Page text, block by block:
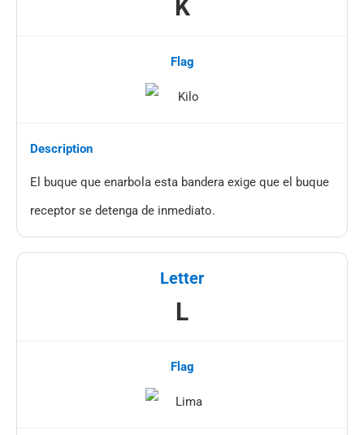
K
El buque que enarbola esta bandera exige que el buque
receptor se detenga de inmediato.
L